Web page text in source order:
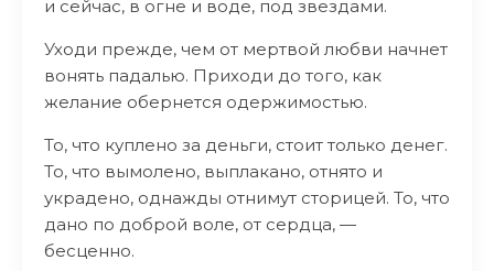
и сейчас, в огне и воде, под звездами.
Уходи прежде, чем от мертвой любви начнет
вонять падалью. Приходи до того, как
желание обернется одержимостью.
То, что куплено за деньги, стоит только денег.
То, что вымолено, выплакано, отнято и
украдено, однажды отнимут сторицей. То, что
дано по доброй воле, от сердца, —
бесценно.